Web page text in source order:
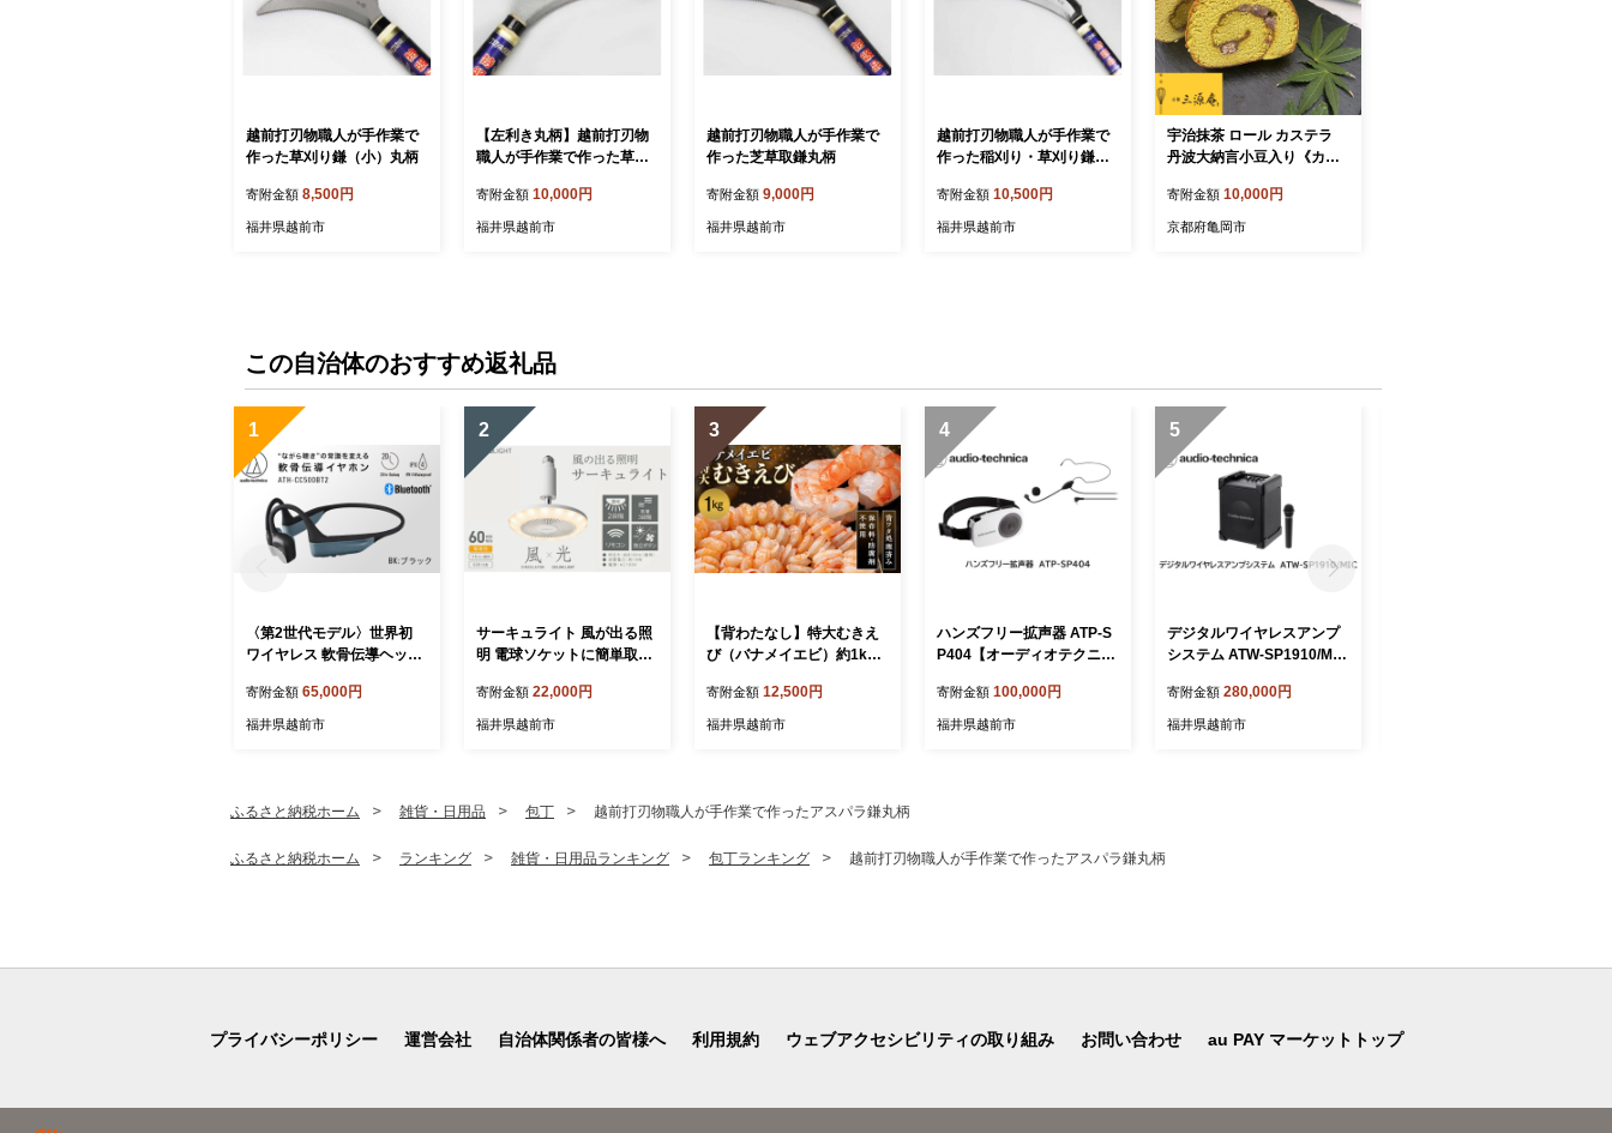
越前打刃物職人が手作業で
作った草刈り鎌（小）丸柄
寄附金額 8,500円
福井県越前市
【左利き丸柄】越前打刃物
職人が手作業で作った草刈
寄附金額 10,000円
福井県越前市
越前打刃物職人が手作業で
作った芝草取鎌丸柄
寄附金額 9,000円
福井県越前市
越前打刃物職人が手作業で
作った稲刈り・草刈り鎌
寄附金額 10,500円
福井県越前市
宇治抹茶 ロール カステラ
丹波大納言小豆入り《カス
白餡 職人 手作業 しっとり
滑らか》
寄附金額 10,000円
京都府亀岡市
この自治体のおすすめ返礼品
1
〈第2世代モデル〉世界初
ワイヤレス 軟骨伝導ヘッド
ラック） オーディオテクニ
カ
寄附金額 65,000円
福井県越前市
2
サーキュライト 風が出る照
明 電球ソケットに簡単取付
シャ】
寄附金額 22,000円
福井県越前市
3
【背わたなし】特大むきえ
び（バナメイエビ）約1kg
背ワタ無し
寄附金額 12,500円
福井県越前市
4
ハンズフリー拡声器 ATP-S
P404【オーディオテクニ
寄附金額 100,000円
福井県越前市
5
デジタルワイヤレスアンプ
システム ATW-SP1910/MIC
寄附金額 280,000円
福井県越前市
ふるさと納税ホーム 雑貨・日用品 包丁 越前打刃物職人が手作業で作ったアスパラ鎌丸柄
ふるさと納税ホーム ランキング 雑貨・日用品ランキング 包丁ランキング 越前打刃物職人が手作業で作ったアスパラ鎌丸柄
プライバシーポリシー 運営会社 自治体関係者の皆様へ 利用規約 ウェブアクセシビリティの取り組み お問い合わせ au PAY マーケットトップ